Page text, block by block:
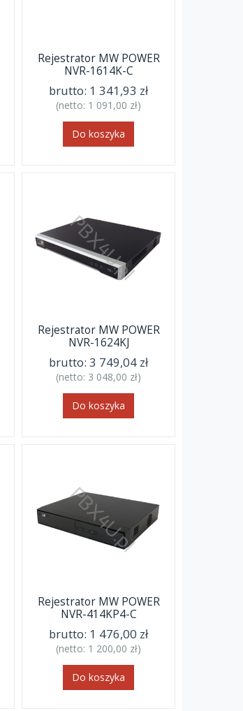
Rejestrator MW POWER
NVR-1614K-C
brutto: 1 341,93 zł
(netto: 1 091,00 zł)
Do koszyka
Rejestrator MW POWER
NVR-1624KJ
brutto:3 749,04 zł
(netto: 3 048,00 zł)
Do koszyka
Rejestrator MW POWER
NVR-414KP4-C
brutto: 1 476,00 zł
(netto: 1 200,00 zł)
Do koszyka